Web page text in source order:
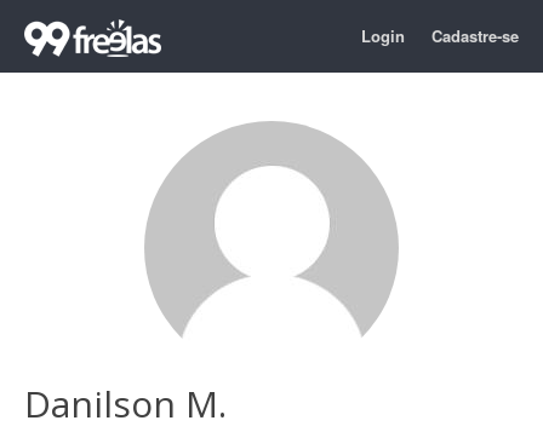
Login Cadastre-se
Danilson M.